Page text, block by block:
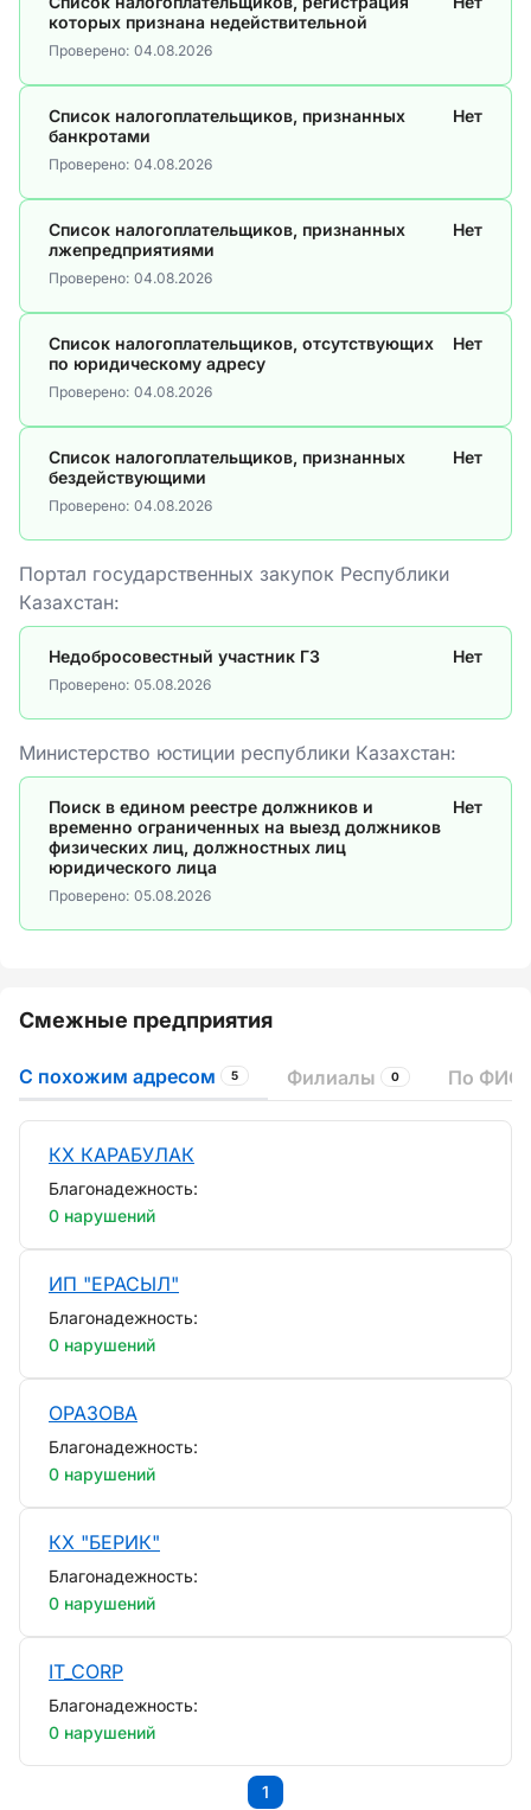
которых признана недействительной
Проверено: 04.08.2026
Список налогоплательщиков, признанных
банкротами
Нет
Проверено: 04.08.2026
Список налогоплательщиков, признанных
лжепредприятиями
Нет
Проверено: 04.08.2026
Список налогоплательщиков, отсутствующих
по юридическому адресу
Нет
Проверено: 04.08.2026
Список налогоплательщиков, признанных
бездействующими
Нет
Проверено: 04.08.2026
Портал государственных закупок Республики
Казахстан:
Недобросовестный участник ГЗ Нет
Проверено: 05.08.2026
Министерство юстиции республики Казахстан:
Поиск в едином реестре должников и
временно ограниченных на выезд должников
физических лиц, должностных лиц
юридического лица
Нет
Проверено: 05.08.2026
Смежные предприятия
С похожим адресом 5 Филиалы 0 По ФИО
КХ КАРАБУЛАК
Благонадежность:
0 нарушений
ИП "ЕРАСЫЛ"
Благонадежность:
0 нарушений
ОРАЗОВА
Благонадежность:
0 нарушений
КХ "БЕРИК"
Благонадежность:
0 нарушений
IT_CORP
Благонадежность:
0 нарушений
1